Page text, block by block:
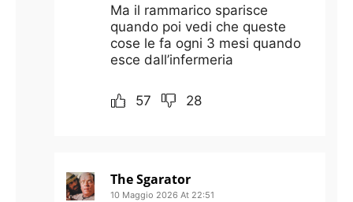
Ma il rammarico sparisce
quando poi vedi che queste
cose le fa ogni 3 mesi quando
esce dall’infermeria
57 28
The Sgarator
10 Maggio 2026 At 22:51